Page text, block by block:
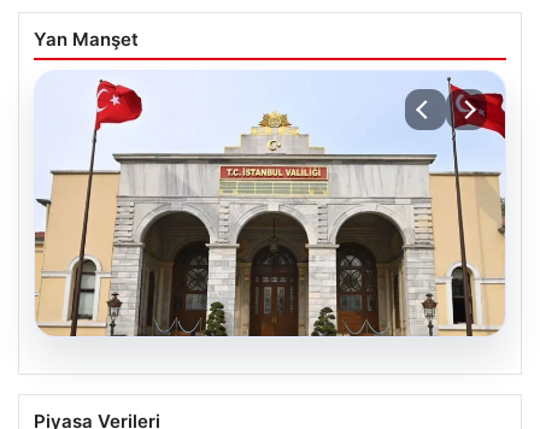
Yan Manşet
İstanbul Valiliği Sahte Sosyal Medya
Piyasa Verileri